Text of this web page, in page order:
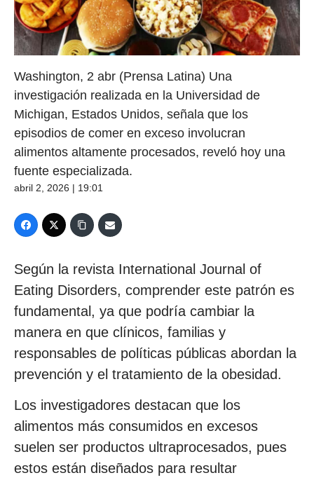
Washington, 2 abr (Prensa Latina) Una
investigación realizada en la Universidad de
Michigan, Estados Unidos, señala que los
episodios de comer en exceso involucran
alimentos altamente procesados, reveló hoy una
fuente especializada.
abril 2, 2026 | 19:01
Según la revista International Journal of
Eating Disorders, comprender este patrón es
fundamental, ya que podría cambiar la
manera en que clínicos, familias y
responsables de políticas públicas abordan la
prevención y el tratamiento de la obesidad.
Los investigadores destacan que los
alimentos más consumidos en excesos
suelen ser productos ultraprocesados, pues
estos están diseñados para resultar